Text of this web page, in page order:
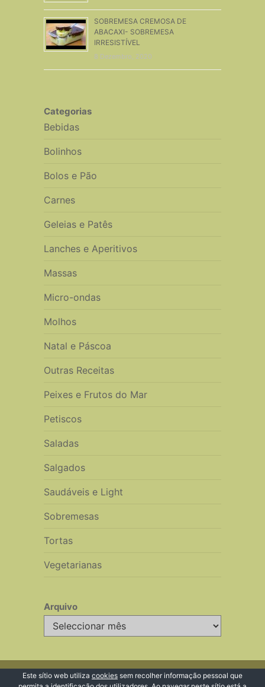
SOBREMESA CREMOSA DE
ABACAXI- SOBREMESA
IRRESISTÍVEL
8 Dezembro, 2020
Categorias
Bebidas
Bolinhos
Bolos e Pão
Carnes
Geleias e Patês
Lanches e Aperitivos
Massas
Micro-ondas
Molhos
Natal e Páscoa
Outras Receitas
Peixes e Frutos do Mar
Petiscos
Saladas
Salgados
Saudáveis e Light
Sobremesas
Tortas
Vegetarianas
Arquivo
Arquivo
© 2026 Receitas de Cozinha
Este sítio web utiliza cookies sem recolher informação pessoal que